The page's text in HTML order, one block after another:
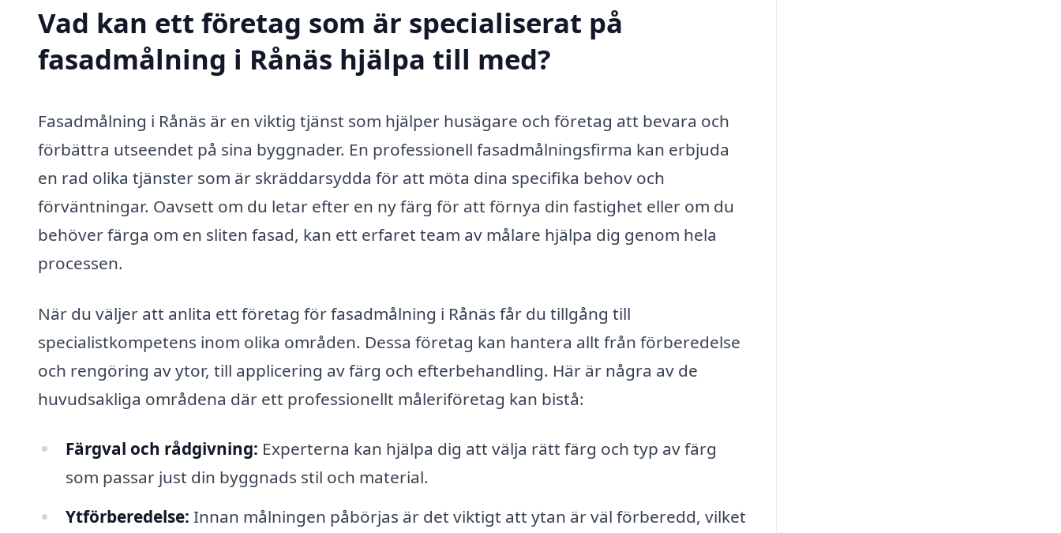
Vad kan ett företag som är specialiserat på
fasadmålning i Rånäs hjälpa till med?
Fasadmålning i Rånäs är en viktig tjänst som hjälper husägare och företag att bevara och
förbättra utseendet på sina byggnader. En professionell fasadmålningsfirma kan erbjuda
en rad olika tjänster som är skräddarsydda för att möta dina specifika behov och
förväntningar. Oavsett om du letar efter en ny färg för att förnya din fastighet eller om du
behöver färga om en sliten fasad, kan ett erfaret team av målare hjälpa dig genom hela
processen.
När du väljer att anlita ett företag för fasadmålning i Rånäs får du tillgång till
specialistkompetens inom olika områden. Dessa företag kan hantera allt från förberedelse
och rengöring av ytor, till applicering av färg och efterbehandling. Här är några av de
huvudsakliga områdena där ett professionellt måleriföretag kan bistå:
Färgval och rådgivning: Experterna kan hjälpa dig att välja rätt färg och typ av färg
som passar just din byggnads stil och material.
Ytförberedelse: Innan målningen påbörjas är det viktigt att ytan är väl förberedd, vilket